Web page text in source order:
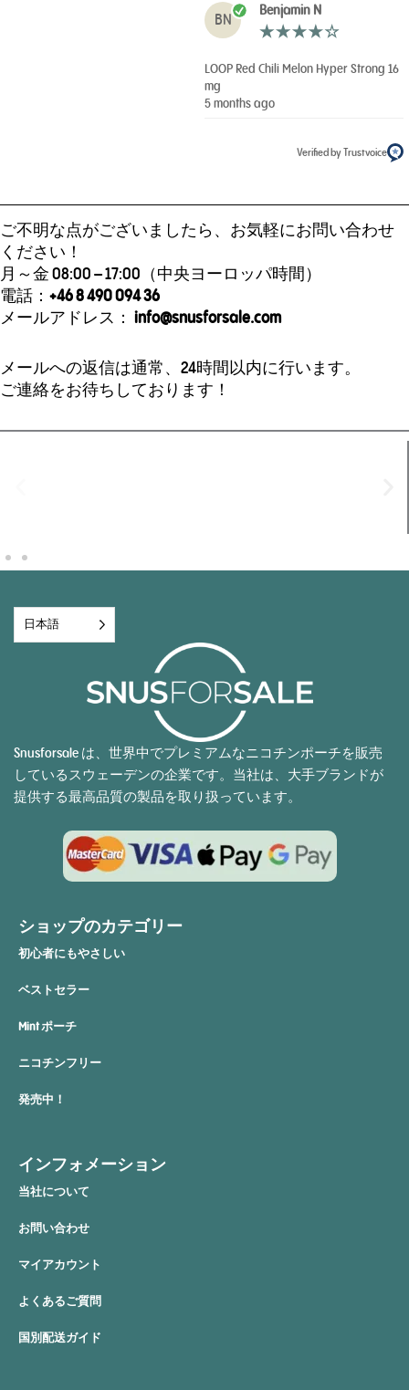
BN
Benjamin N
LOOP Red Chili Melon Hyper Strong 16
mg
5 months ago
Verified by Trustvoice
ご不明な点がございましたら、お気軽にお問い合わせ
ください！
月～金 08:00 – 17:00（中央ヨーロッパ時間）
電話： +46 8 490 094 36
メールアドレス： info@snusforsale.com
メールへの返信は通常、24時間以内に行います。
ご連絡をお待ちしております！
日本語
Snusforsale は、世界中でプレミアムなニコチンポーチを販売
しているスウェーデンの企業です。当社は、大手ブランドが
提供する最高品質の製品を取り扱っています。
ショップのカテゴリー
初心者にもやさしい
ベストセラー
Mint ポーチ
ニコチンフリー
発売中！
インフォメーション
当社について
お問い合わせ
マイアカウント
よくあるご質問
国別配送ガイド